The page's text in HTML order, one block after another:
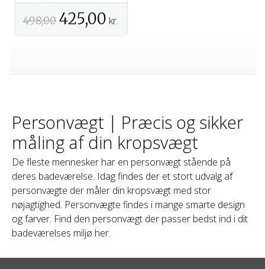
498,00 425,00 kr.
Personvægt | Præcis og sikker
måling af din kropsvægt
De fleste mennesker har en personvægt stående på
deres badeværelse. Idag findes der et stort udvalg af
personvægte der måler din kropsvægt med stor
nøjagtighed. Personvægte findes i mange smarte design
og farver. Find den personvægt der passer bedst ind i dit
badeværelses miljø her.